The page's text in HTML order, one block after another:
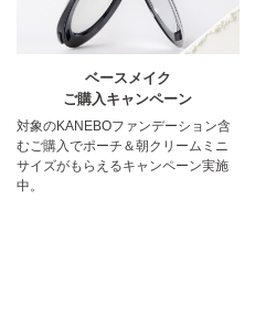
ベースメイク
ご購入キャンペーン
対象のKANEBOファンデーション含
むご購入でポーチ＆朝クリームミニ
サイズがもらえるキャンペーン実施
中。